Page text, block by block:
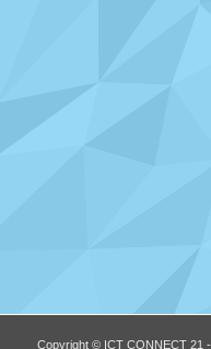
Copyright © ICT CONNECT 21 -